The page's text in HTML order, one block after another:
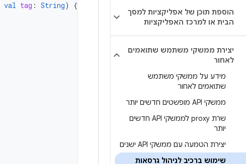
הוספת תוכן של אפליקציות למסך
הבית או למרכז האפליקציות
יצירת ממשקי משתמש שתואמים
לאחור
מידע על ממשקי משתמש
שתואמים לאחור
ממשקי API מופשטים חדשים יותר
שרת proxy לממשקי API חדשים
יותר
יצירת הטמעה עם ממשקי API ישנים
שימוש ברכיב לניהול גרסאות
val tag : String) {